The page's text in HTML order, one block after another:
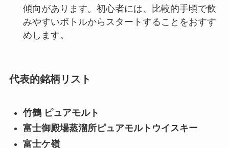
傾向があります。初心者には、比較的手頃で飲
みやすいボトルからスタートすることをおすす
めします。
代表的銘柄リスト
竹鶴 ピュアモルト
富士御殿場蒸溜所ピュアモルトウイスキー
富士ケ嶺